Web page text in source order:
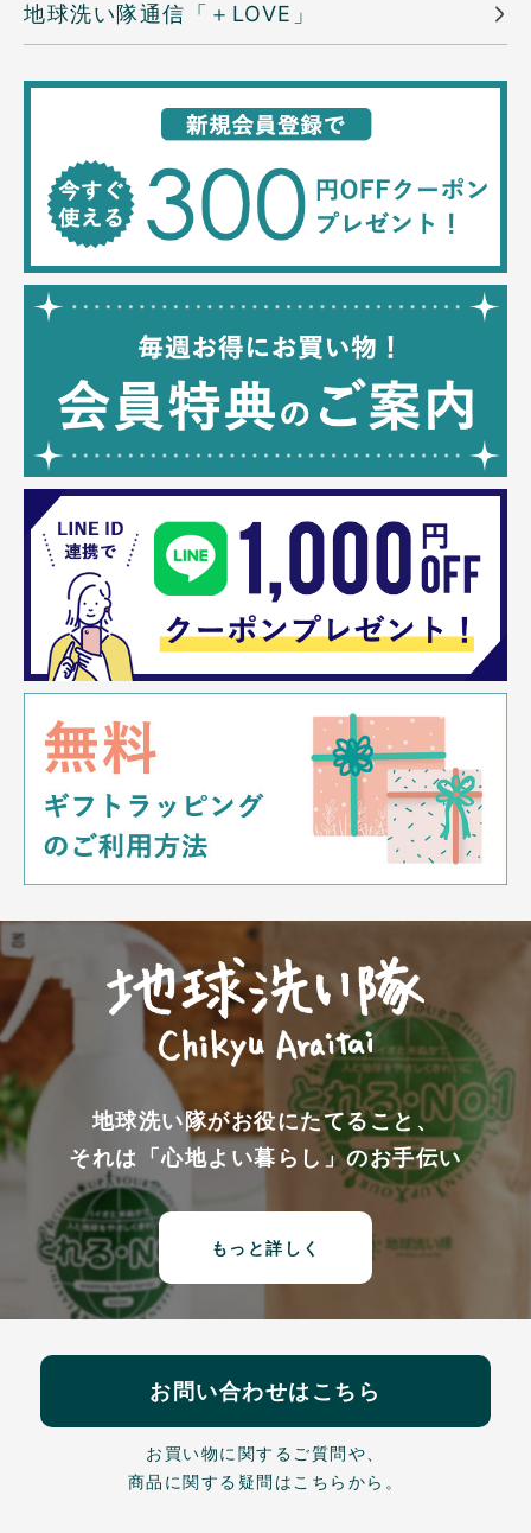
地球洗い隊通信「＋LOVE」
地球洗い隊がお役にたてること、
それは「心地よい暮らし」のお手伝い
もっと詳しく
お問い合わせはこちら
お買い物に関するご質問や、
商品に関する疑問はこちらから。